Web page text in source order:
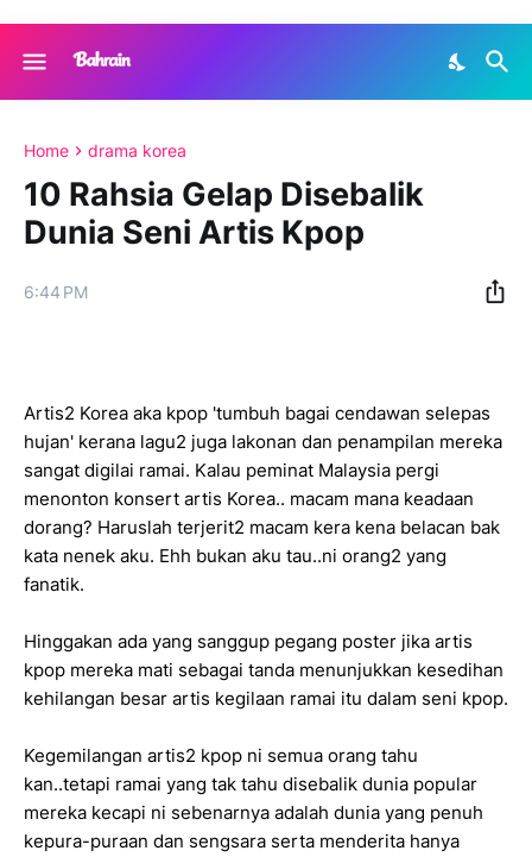
Home drama korea
10 Rahsia Gelap Disebalik
Dunia Seni Artis Kpop
6:44 PM
Artis2 Korea aka kpop 'tumbuh bagai cendawan selepas
hujan' kerana lagu2 juga lakonan dan penampilan mereka
sangat digilai ramai. Kalau peminat Malaysia pergi
menonton konsert artis Korea.. macam mana keadaan
dorang? Haruslah terjerit2 macam kera kena belacan bak
kata nenek aku. Ehh bukan aku tau..ni orang2 yang
fanatik.
Hinggakan ada yang sanggup pegang poster jika artis
kpop mereka mati sebagai tanda menunjukkan kesedihan
kehilangan besar artis kegilaan ramai itu dalam seni kpop.
Kegemilangan artis2 kpop ni semua orang tahu
kan..tetapi ramai yang tak tahu disebalik dunia popular
mereka kecapi ni sebenarnya adalah dunia yang penuh
kepura-puraan dan sengsara serta menderita hanya